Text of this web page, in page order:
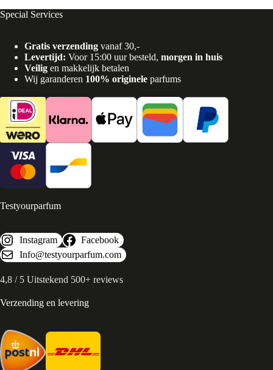
Special Services
Gratis verzending vanaf 30,-
Levertijd: Voor 15:00 uur besteld, morgen in huis
Veilig en makkelijk betalen
Wij garanderen 100% originele parfums
Testyourparfum
Instagram
Facebook
Info@testyourparfum.com
4,8 / 5 Uitstekend 500+ reviews
Verzending en levering